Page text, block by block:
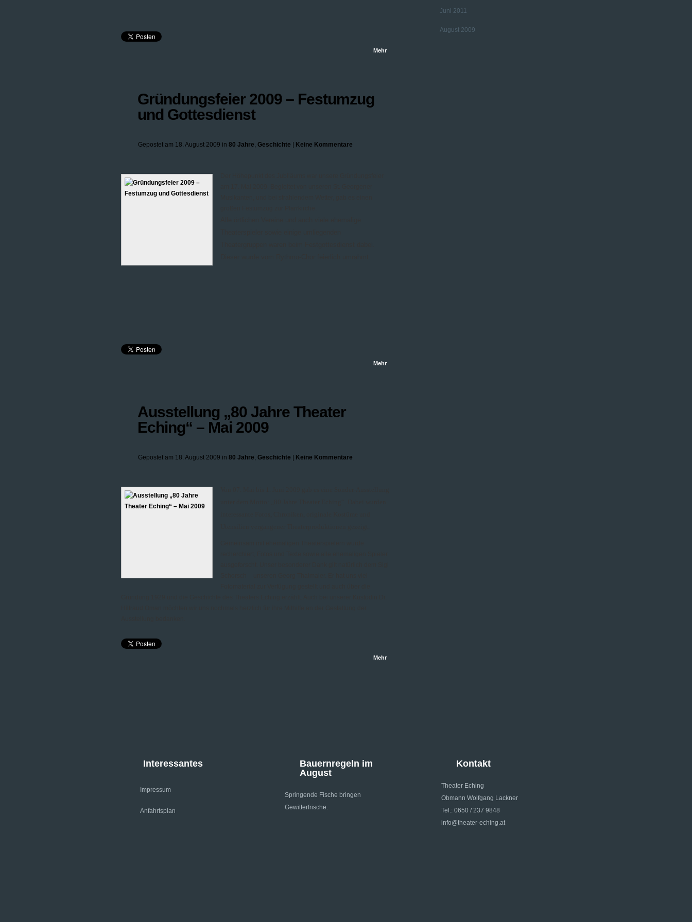
Mehr
Gründungsfeier 2009 – Festumzug
und Gottesdienst
Gepostet am 18. August 2009 in 80 Jahre, Geschichte Keine Kommentare
Mehr
Ausstellung „80 Jahre Theater
Eching“ – Mai 2009
Gepostet am 18. August 2009 in 80 Jahre, Geschichte Keine Kommentare
Mehr
Juni 2011
August 2009
Interessantes
Impressum
Anfahrtsplan
Bauernregeln im
August
Springende Fische bringen
Gewitterfrische.
Kontakt
Theater Eching
Obmann Wolfgang Lackner
Tel.: 0650 / 237 9848
info@theater-eching.at